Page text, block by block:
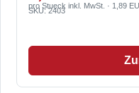
pro Stueck inkl. MwSt. · 1,89
SKU: 2403